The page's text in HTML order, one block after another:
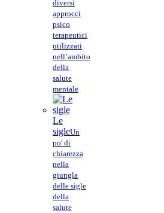
diversi
approcci
psico
terapeutici
utilizzati
nell’ambito
della
salute
mentale
Le
sigleUn
po' di
chiarezza
nella
giungla
delle sigle
della
salute